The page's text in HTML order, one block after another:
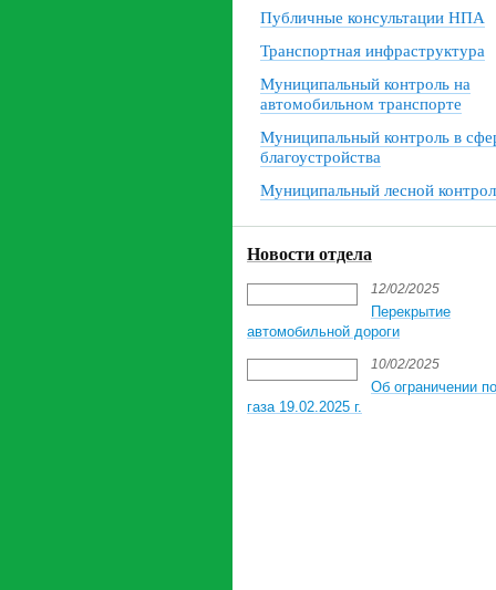
Публичные консультации НПА
Транспортная инфраструктура
Муниципальный контроль на
автомобильном транспорте
Муниципальный контроль в
благоустройства
Муниципальный лесной
Новости отдела
12/02/2025
Перекрытие
автомобильной дороги
10/02/2025
Об ограничении
газа 19.02.2025 г.